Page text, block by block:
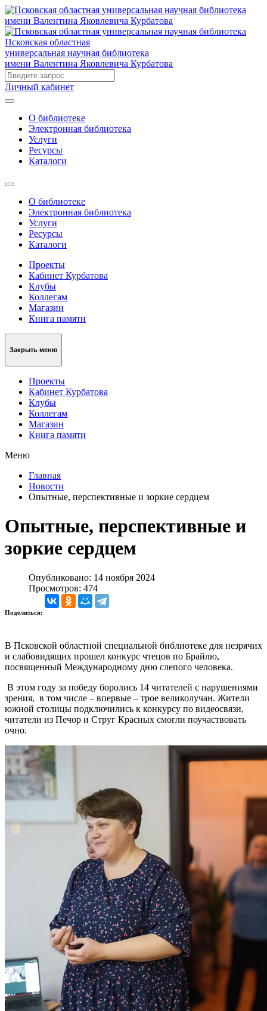
Псковская областная
универсальная научная библиотека
имени Валентина Яковлевича Курбатова
Личный кабинет
О библиотеке
Электронная библиотека
Услуги
Ресурсы
Каталоги
О библиотеке
Электронная библиотека
Услуги
Ресурсы
Каталоги
Проекты
Кабинет Курбатова
Клубы
Коллегам
Магазин
Книга памяти
Закрыть меню
Проекты
Кабинет Курбатова
Клубы
Коллегам
Магазин
Книга памяти
Меню
Главная
Новости
Опытные, перспективные и зоркие сердцем
Опытные, перспективные и
зоркие сердцем
Опубликовано: 14 ноября 2024
Просмотров: 474
Поделиться:
В Псковской областной специальной библиотеке для незрячих
и слабовидящих прошел конкурс чтецов по Брайлю,
посвященный Международному дню слепого человека.
В этом году за победу боролись 14 читателей с нарушениями
зрения, в том числе – впервые – трое великолучан. Жители
южной столицы подключились к конкурсу по видеосвязи,
читатели из Печор и Струг Красных смогли поучаствовать
очно.